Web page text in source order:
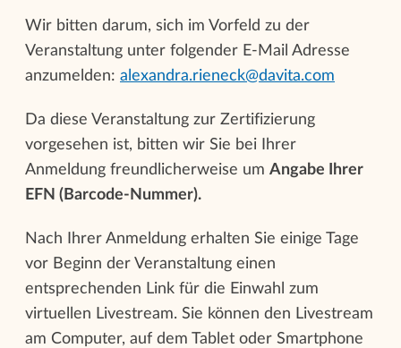
Wir bitten darum, sich im Vorfeld zu der
Veranstaltung unter folgender E-Mail Adresse
anzumelden: alexandra.rieneck@davita.com
Da diese Veranstaltung zur Zertifizierung
vorgesehen ist, bitten wir Sie bei Ihrer
Anmeldung freundlicherweise um Angabe Ihrer
EFN (Barcode-Nummer).
Nach Ihrer Anmeldung erhalten Sie einige Tage
vor Beginn der Veranstaltung einen
entsprechenden Link für die Einwahl zum
virtuellen Livestream. Sie können den Livestream
am Computer, auf dem Tablet oder Smartphone